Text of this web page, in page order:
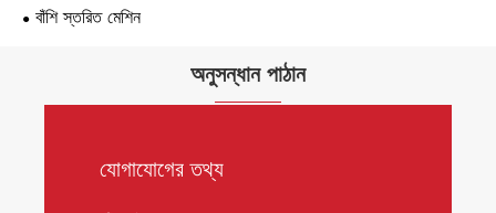
বাঁশি স্তরিত মেশিন
অনুসন্ধান পাঠান
যোগাযোগের তথ্য